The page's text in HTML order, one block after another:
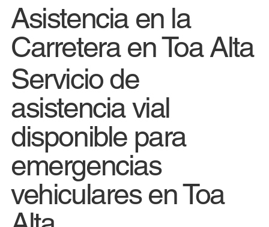
Asistencia en la
Carretera en Toa Alta
Servicio de
asistencia vial
disponible para
emergencias
vehiculares en Toa